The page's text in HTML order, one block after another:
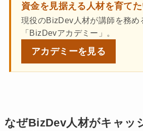
資金を見据える人材を育て
現役のBizDev人材が講師を務め
「BizDevアカデミー」。
アカデミーを 見る
なぜBizDev人材がキャッ